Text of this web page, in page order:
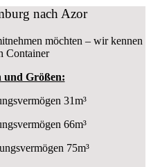
nach Azor
möchten – wir kennen
Container
und Größen:
31m³
66m³
75m³